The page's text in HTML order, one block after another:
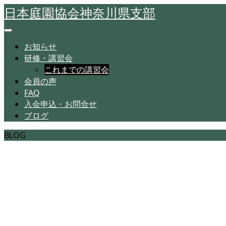
日本庭園協会神奈川県支部
お知らせ
研修・講習会
これまでの講習会
会員の声
FAQ
入会申込・お問合せ
ブログ
BLOG